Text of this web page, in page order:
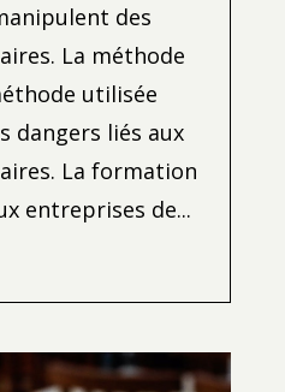
des
La méthode
utilisée
dangers liés aux
La formation
entreprises de...